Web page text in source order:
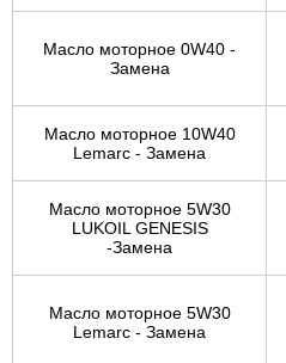
Масло моторное 0W40 -
Замена
Масло моторное 10W40
Lemarc - Замена
Масло моторное 5W30
LUKOIL GENESIS
-Замена
Масло моторное 5W30
Lemarc - Замена